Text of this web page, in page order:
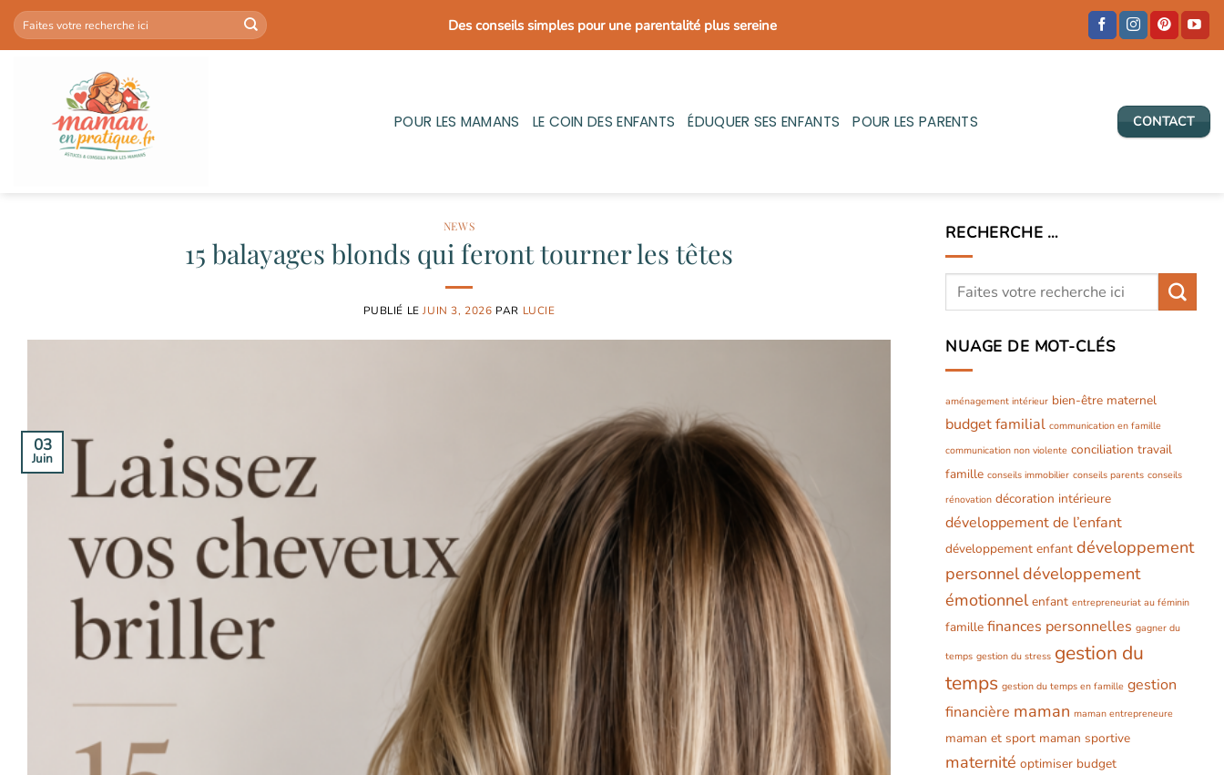
Passer
au
Des conseils simples pour une parentalité plus sereine
POUR LES MAMANS LE COIN DES ENFANTS ÉDUQUER SES ENFANTS POUR LES PARENTS CONTACT
NEWS
15 balayages blonds qui feront tourner les têtes
PUBLIÉ LEJUIN 3, 2026 PAR LUCIE
03
Juin
RECHERCHE …
NUAGE DE MOT-CLÉS
aménagement intérieur bien-être maternel
budget familial communication en famille
communication non violente conciliation travail
famille conseils immobilier conseils parents conseils
rénovation décoration intérieure
développement de l’enfant
développement enfant développement
personneldéveloppement
émotionnel enfant entrepreneuriat au féminin
famille finances personnelles gagner du
temps gestion du stress gestion du
temps gestion du temps en famille gestion
financière maman maman entrepreneure
maman et sport maman sportive
maternité optimiser budget